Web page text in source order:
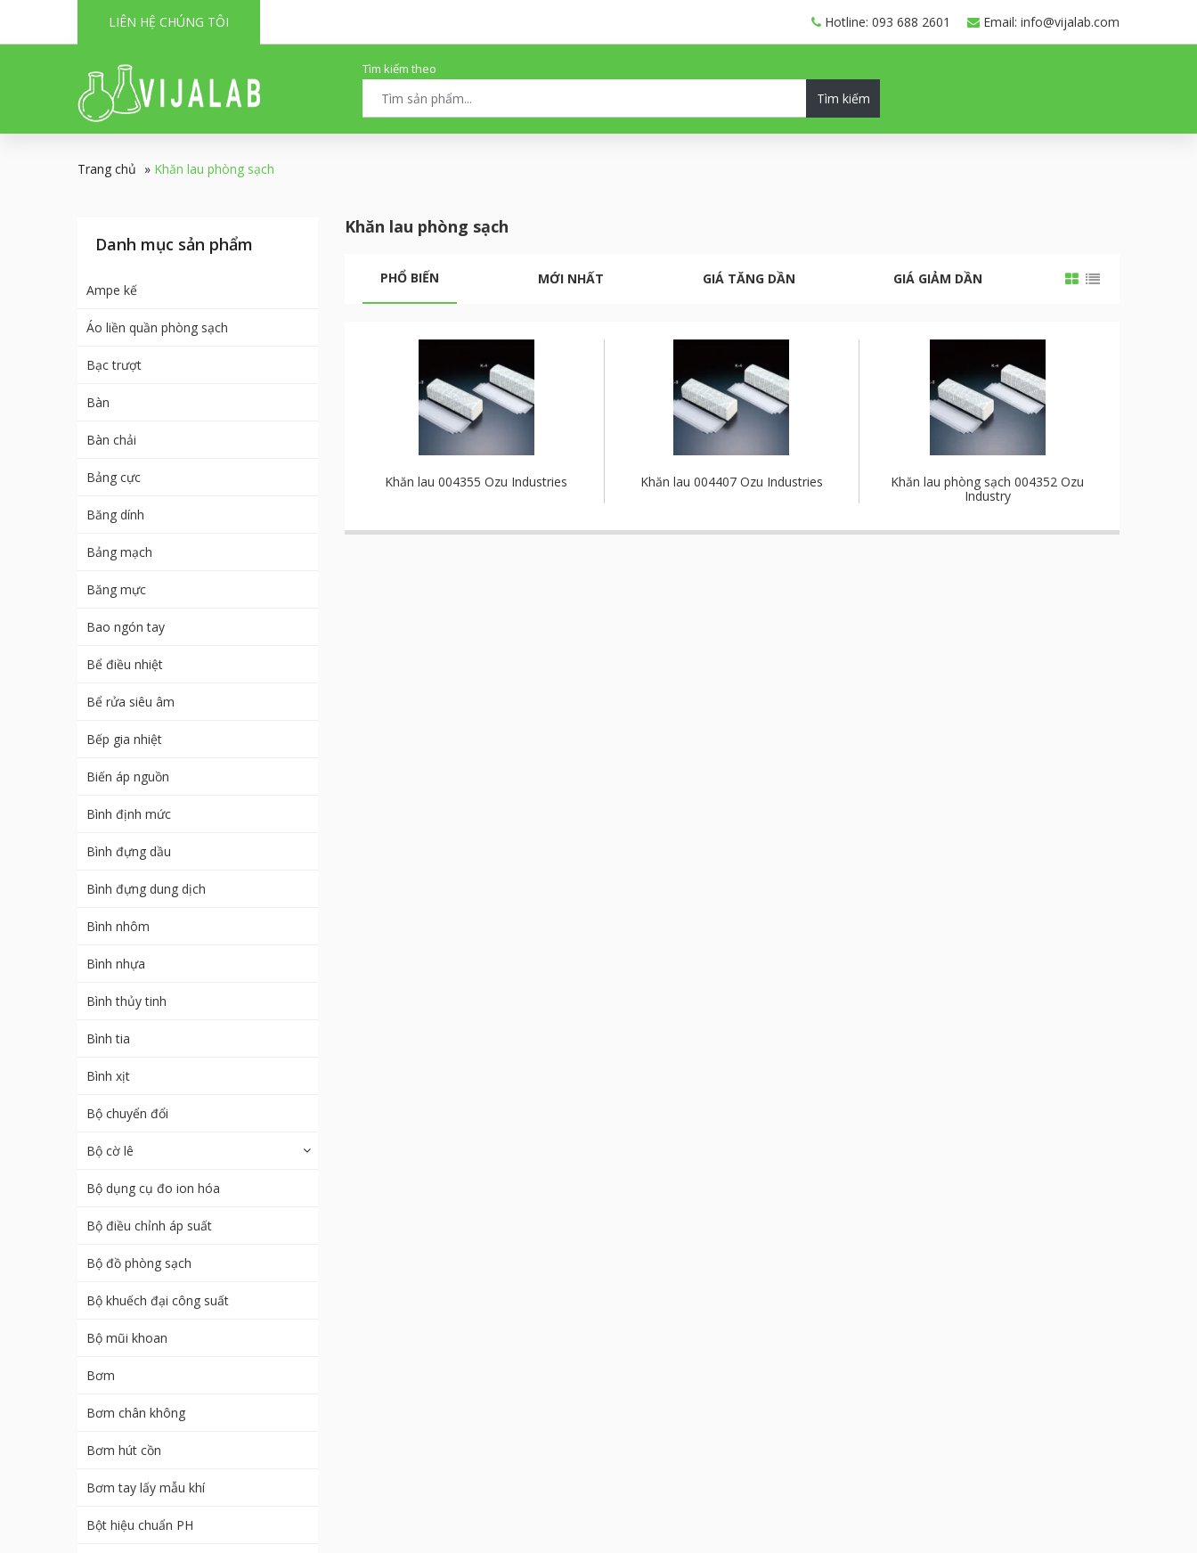
LIÊN HỆ CHÚNG TÔI Hotline: 093 688 2601 Email: info@vijalab.com
Tìm kiếm theo
Tìm kiếm
Trang chủ » Khăn lau phòng sạch
Danh mục sản phẩm
Ampe kế
Áo liền quần phòng sạch
Bạc trượt
Bàn
Bàn chải
Bảng cực
Băng dính
Bảng mạch
Băng mực
Bao ngón tay
Bể điều nhiệt
Bể rửa siêu âm
Bếp gia nhiệt
Biến áp nguồn
Bình định mức
Bình đựng dầu
Bình đựng dung dịch
Bình nhôm
Bình nhựa
Bình thủy tinh
Bình tia
Bình xịt
Bộ chuyển đổi
Bộ cờ lê
Bộ dụng cụ đo ion hóa
Bộ điều chỉnh áp suất
Bộ đồ phòng sạch
Bộ khuếch đại công suất
Bộ mũi khoan
Bơm
Bơm chân không
Bơm hút cồn
Bơm tay lấy mẫu khí
Bột hiệu chuẩn PH
Khăn lau phòng sạch
PHỔ BIẾN MỚI NHẤT GIÁ TĂNG DẦN GIÁ GIẢM DẦN
Khăn lau 004355 Ozu Industries Khăn lau 004407 Ozu Industries
Khăn lau phòng sạch 004352 Ozu
Industry